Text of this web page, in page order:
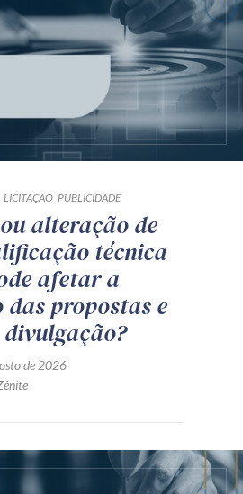
LICITAÇÃO PUBLICIDADE
alteração de
técnica
afetar a
propostas e
de 2026